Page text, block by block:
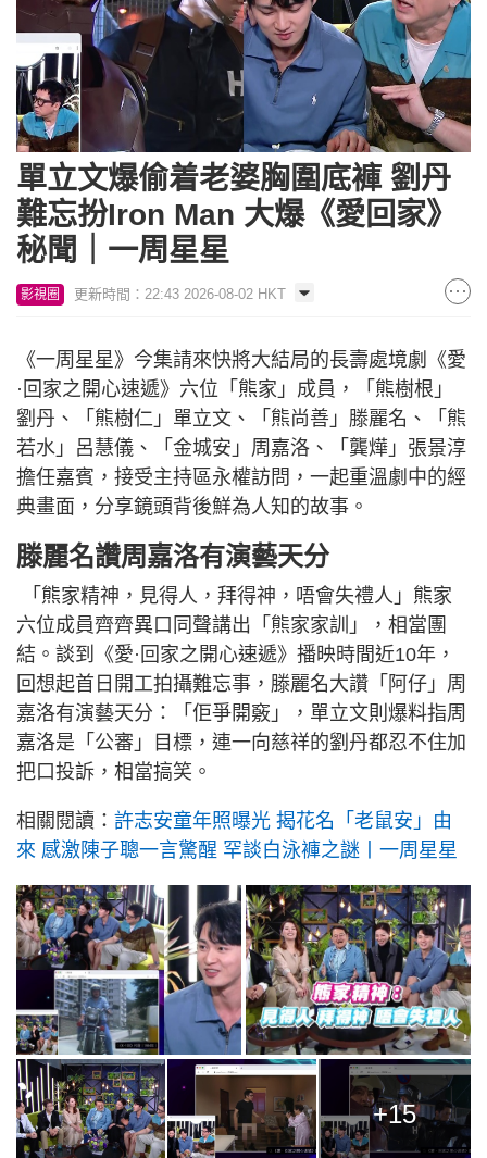
單立文爆偷着老婆胸圍底褲 劉丹
難忘扮Iron Man 大爆《愛回家》
秘聞｜一周星星
影視圈 更新時間：22:43 2026-08-02 HKT
《一周星星》今集請來快將大結局的長壽處境劇《愛
·回家之開心速遞》六位「熊家」成員，「熊樹根」
劉丹、「熊樹仁」單立文、「熊尚善」滕麗名、「熊
若水」呂慧儀、「金城安」周嘉洛、「龔燁」張景淳
擔任嘉賓，接受主持區永權訪問，一起重溫劇中的經
典畫面，分享鏡頭背後鮮為人知的故事。
滕麗名讚周嘉洛有演藝天分
「熊家精神，見得人，拜得神，唔會失禮人」熊家
六位成員齊齊異口同聲講出「熊家家訓」，相當團
結。談到《愛·回家之開心速遞》播映時間近10年，
回想起首日開工拍攝難忘事，滕麗名大讚「阿仔」周
嘉洛有演藝天分：「佢爭開竅」，單立文則爆料指周
嘉洛是「公審」目標，連一向慈祥的劉丹都忍不住加
把口投訴，相當搞笑。
相關閱讀： 許志安童年照曝光 揭花名「老鼠安」由
來 感激陳子聰一言驚醒 罕談白泳褲之謎丨一周星星
+15